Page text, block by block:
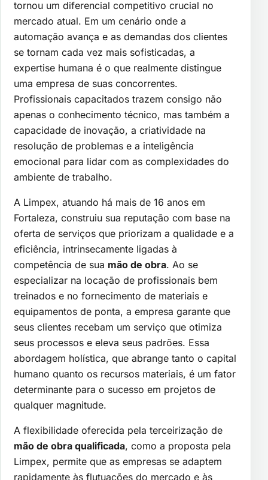
tornou um diferencial competitivo crucial no
mercado atual. Em um cenário onde a
automação avança e as demandas dos clientes
se tornam cada vez mais sofisticadas, a
expertise humana é o que realmente distingue
uma empresa de suas concorrentes.
Profissionais capacitados trazem consigo não
apenas o conhecimento técnico, mas também a
capacidade de inovação, a criatividade na
resolução de problemas e a inteligência
emocional para lidar com as complexidades do
ambiente de trabalho.
A Limpex, atuando há mais de 16 anos em
Fortaleza, construiu sua reputação com base na
oferta de serviços que priorizam a qualidade e a
eficiência, intrinsecamente ligadas à
competência de sua mão de obra. Ao se
especializar na locação de profissionais bem
treinados e no fornecimento de materiais e
equipamentos de ponta, a empresa garante que
seus clientes recebam um serviço que otimiza
seus processos e eleva seus padrões. Essa
abordagem holística, que abrange tanto o capital
humano quanto os recursos materiais, é um fator
determinante para o sucesso em projetos de
qualquer magnitude.
A flexibilidade oferecida pela terceirização de
mão de obra qualificada, como a proposta pela
Limpex, permite que as empresas se adaptem
rapidamente às flutuações do mercado e às